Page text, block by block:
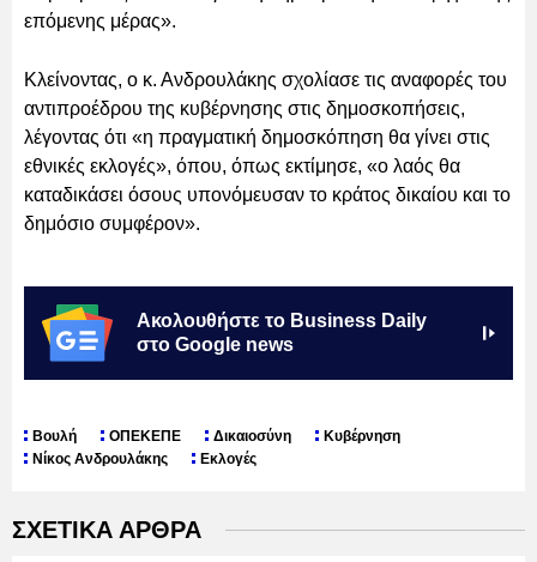
επόμενης μέρας».
Κλείνοντας, ο κ. Ανδρουλάκης σχολίασε τις αναφορές του
αντιπροέδρου της κυβέρνησης στις δημοσκοπήσεις,
λέγοντας ότι «η πραγματική δημοσκόπηση θα γίνει στις
εθνικές εκλογές», όπου, όπως εκτίμησε, «ο λαός θα
καταδικάσει όσους υπονόμευσαν το κράτος δικαίου και το
δημόσιο συμφέρον».
Ακολουθήστε το Business Daily
στο Google news
Βουλή ΟΠΕΚΕΠΕ Δικαιοσύνη
Κυβέρνηση
Νίκος Ανδρουλάκης
Εκλογές
ΣΧΕΤΙΚΑ ΑΡΘΡΑ